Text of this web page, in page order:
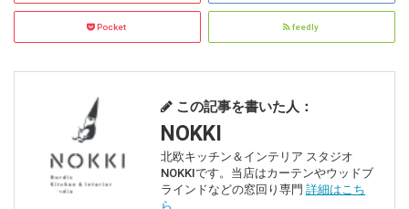
Pocket feedly
この記事を書いた人：
NOKKI
北欧キッチン＆インテリア スタジオ
NOKKIです。当店はカーテンやウッドブ
ラインドなどの窓回り専門 詳細はこち
ら